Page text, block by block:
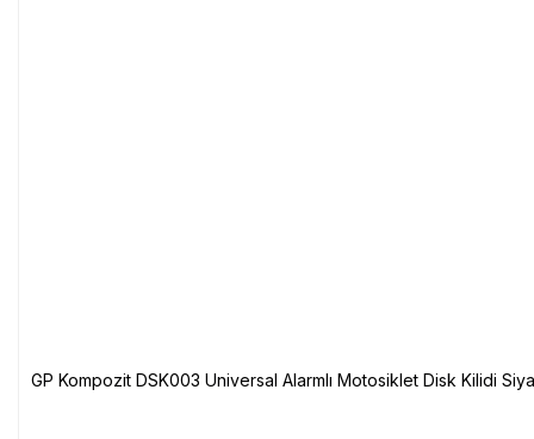
GP Kompozit DSK003 Universal Alarmlı Motosiklet Disk Kilidi